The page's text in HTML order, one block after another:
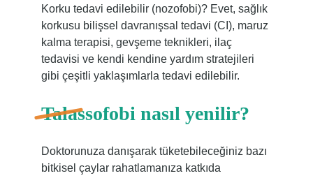
Korku tedavi edilebilir (nozofobi)? Evet, sağlık
korkusu bilişsel davranışsal tedavi (CI), maruz
kalma terapisi, gevşeme teknikleri, ilaç
tedavisi ve kendi kendine yardım stratejileri
gibi çeşitli yaklaşımlarla tedavi edilebilir.
Talassofobi nasıl yenilir?
Doktorunuza danışarak tüketebileceğiniz bazı
bitkisel çaylar rahatlamanıza katkıda